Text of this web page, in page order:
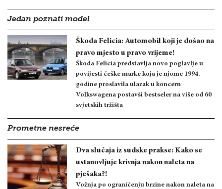
Jedan poznati model
Škoda Felicia: Automobil koji je došao na
pravo mjesto u pravo vrijeme!
Škoda Felicia predstavlja novo poglavlje u
povijesti češke marke koja je njome 1994.
godine proslavila ulazak u koncern
Volkswagena postavši bestseler na više od 60
svjetskih tržišta
Prometne nesreće
Dva slučaja iz sudske prakse: Kako se
ustanovljuje krivnja nakon naleta na
pješaka?!
Vožnja po ograničenju brzine nakon naleta na